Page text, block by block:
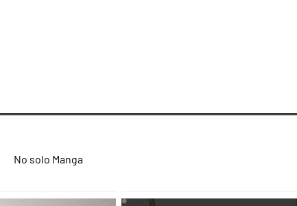
No solo Manga